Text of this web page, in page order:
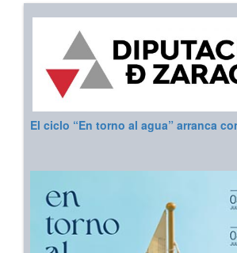
El ciclo “En torno al agua” arranca